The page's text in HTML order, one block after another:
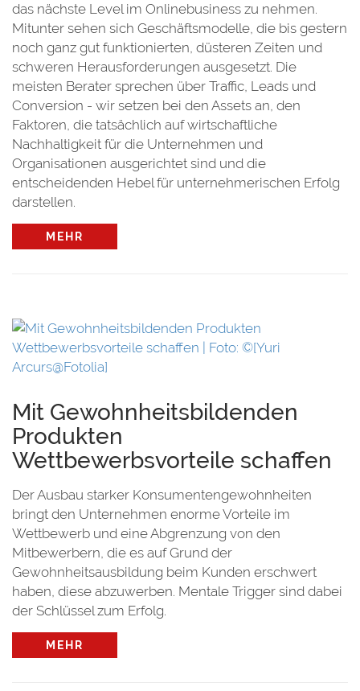
das nächste Level im Onlinebusiness zu nehmen.
Mitunter sehen sich Geschäftsmodelle, die bis gestern
noch ganz gut funktionierten, düsteren Zeiten und
schweren Herausforderungen ausgesetzt. Die
meisten Berater sprechen über Traffic, Leads und
Conversion - wir setzen bei den Assets an, den
Faktoren, die tatsächlich auf wirtschaftliche
Nachhaltigkeit für die Unternehmen und
Organisationen ausgerichtet sind und die
entscheidenden Hebel für unternehmerischen Erfolg
darstellen.
MEHR
Mit Gewohnheitsbildenden
Produkten
Wettbewerbsvorteile schaffen
Der Ausbau starker Konsumentengewohnheiten
bringt den Unternehmen enorme Vorteile im
Wettbewerb und eine Abgrenzung von den
Mitbewerbern, die es auf Grund der
Gewohnheitsausbildung beim Kunden erschwert
haben, diese abzuwerben. Mentale Trigger sind dabei
der Schlüssel zum Erfolg.
MEHR